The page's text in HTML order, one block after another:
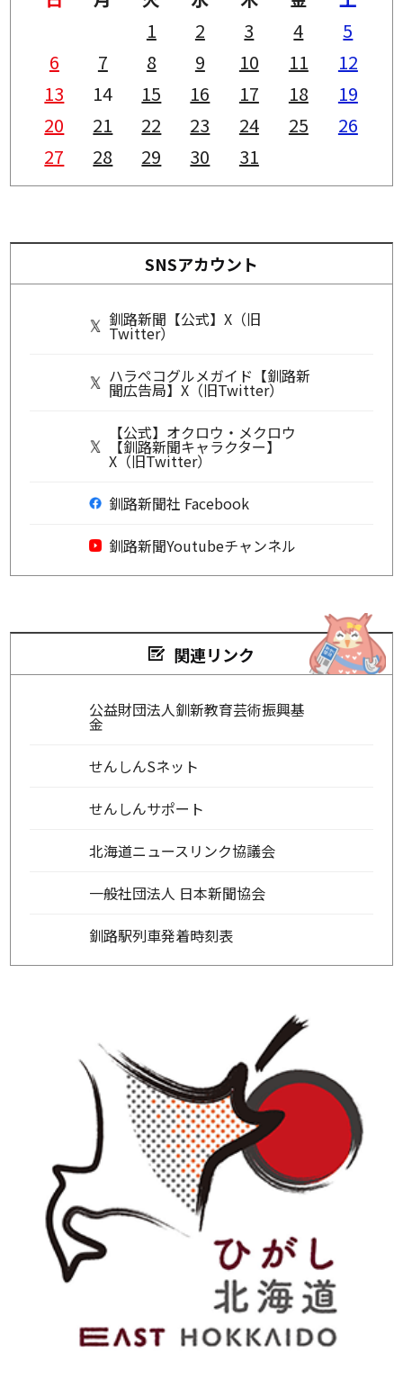
1
2 3 4
5
6
7 8 9 10 11
12
13
14 15 16 17 18
19
20
21 22 23 24 25
26
27
28 29 30 31
SNSアカウント
釧路新聞【公式】X（旧
Twitter）
ハラペコグルメガイド【釧路新
聞広告局】X（旧Twitter）
【公式】オクロウ・メクロウ
【釧路新聞キャラクター】
X（旧Twitter）
釧路新聞社 Facebook
釧路新聞Youtubeチャンネル
関連リンク
公益財団法人釧新教育芸術振興基
金
せんしんSネット
せんしんサポート
北海道ニュースリンク協議会
一般社団法人 日本新聞協会
釧路駅列車発着時刻表